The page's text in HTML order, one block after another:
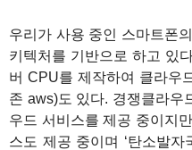
우리가 사용 중인 스마트폰
키텍처를 기반으로 하고 있
버 CPU를 제작하여 클라우
존 aws)도 있다. 경쟁클라우
우드 서비스를 제공 중이지
스도 제공 중이며 ‘탄소발자